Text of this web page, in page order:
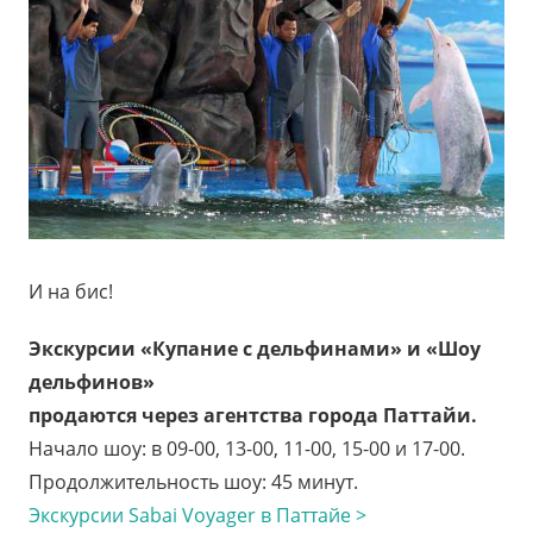
И на бис!
Экскурсии «Купание с дельфинами» и «Шоу
дельфинов»
продаются через агентства города Паттайи.
Начало шоу: в 09-00, 13-00, 11-00, 15-00 и 17-00.
Продолжительность шоу: 45 минут.
Экскурсии Sabai Voyager в Паттайе >